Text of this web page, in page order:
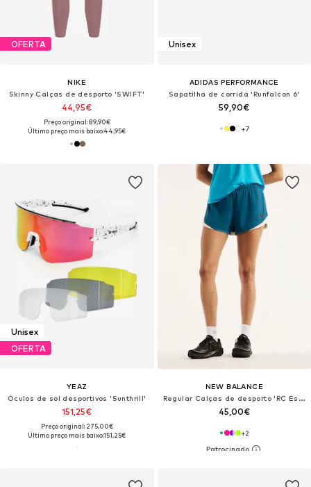
OFERTA
NIKE
Skinny Calças de desporto 'SWIFT'
44,95€
Preço original: 89,90€
Último preço mais baixo:44,95€
Unisex
ADIDAS PERFORMANCE
Sapatilha de corrida 'Runfalcon 6'
59,90€
+7
Unisex
OFERTA
YEAZ
Óculos de sol desportivos 'Sunthrill'
151,25€
Preço original: 275,00€
Último preço mais baixo:151,25€
NEW BALANCE
Regular Calças de desporto 'RC Essential'
45,00€
+2